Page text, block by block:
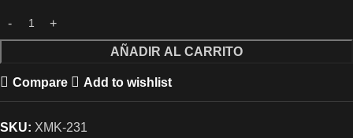
AÑADIR AL CARRITO
Compare Add to wishlist
SKU: XMK-231